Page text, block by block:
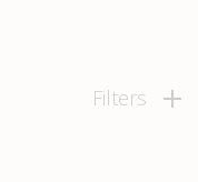
Filters